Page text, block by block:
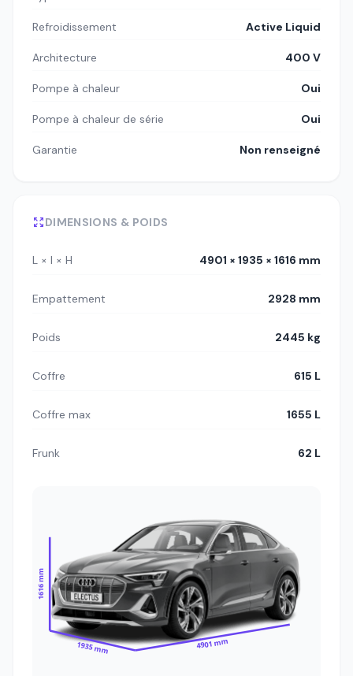
Refroidissement Active Liquid
Architecture 400 V
Pompe à chaleur Oui
Pompe à chaleur de série Oui
Garantie Non renseigné
DIMENSIONS & POIDS
L × l × H 4901 × 1935 × 1616 mm
Empattement 2928 mm
Poids 2445 kg
Coffre 615 L
Coffre max 1655 L
Frunk 62 L
1616 mm
1935 mm 4901 mm